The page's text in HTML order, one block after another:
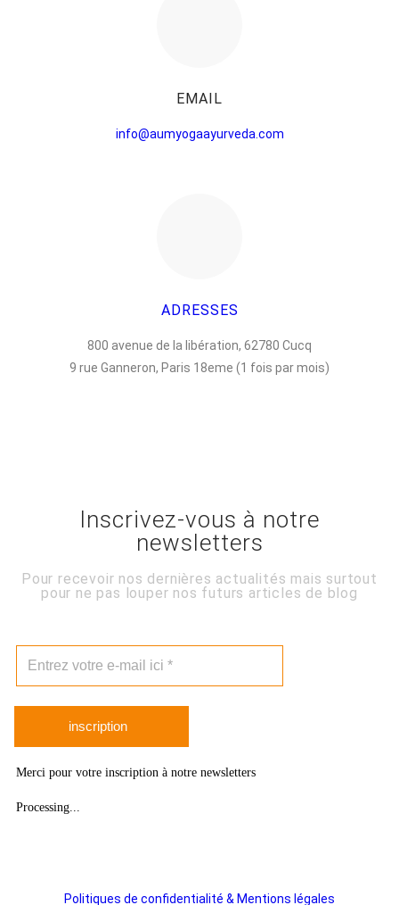
EMAIL
info@aumyogaayurveda.com
ADRESSES
800 avenue de la libération, 62780 Cucq
9 rue Ganneron, Paris 18eme (1 fois par mois)
Inscrivez-vous à notre
newsletters
Pour recevoir nos dernières actualités mais surtout
pour ne pas louper nos futurs articles de blog
inscription
Merci pour votre inscription à notre newsletters
Processing...
Politiques de confidentialité & Mentions légales